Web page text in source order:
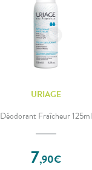
URIAGE
Déodorant Fraîcheur 125ml
7,90€